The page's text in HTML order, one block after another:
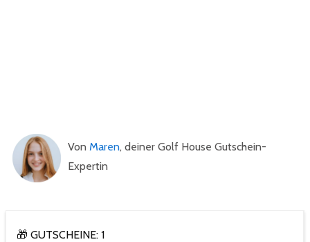
Von Maren, deiner Golf House Gutschein-
Expertin
🎁 GUTSCHEINE: 1